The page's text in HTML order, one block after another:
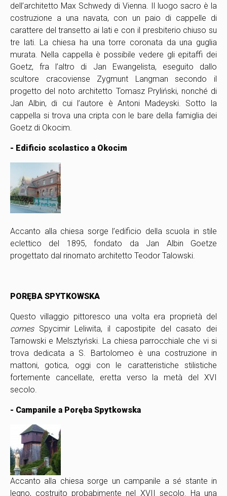
dell’architetto Max Schwedy di Vienna. Il luogo sacro è la
costruzione a una navata, con un paio di cappelle di
carattere del transetto ai lati e con il presbiterio chiuso su
tre lati. La chiesa ha una torre coronata da una guglia
murata. Nella cappella è possibile vedere gli epitaffi dei
Goetz, fra l’altro di Jan Ewangelista, eseguito dallo
scultore cracoviense Zygmunt Langman secondo il
progetto del noto architetto Tomasz Pryliński, nonché di
Jan Albin, di cui l’autore è Antoni Madeyski. Sotto la
cappella si trova una cripta con le bare della famiglia dei
Goetz di Okocim.
- Edificio scolastico a Okocim
Accanto alla chiesa sorge l’edificio della scuola in stile
eclettico del 1895, fondato da Jan Albin Goetze
progettato dal rinomato architetto Teodor Talowski.
PORĘBA SPYTKOWSKA
Questo villaggio pittoresco una volta era proprietà del
comesSpycimir Leliwita, il capostipite del casato dei
Tarnowski e Melsztyński. La chiesa parrocchiale che vi si
trova dedicata a S. Bartolomeo è una costruzione in
mattoni, gotica, oggi con le caratteristiche stilistiche
fortemente cancellate, eretta verso la metà del XVI
secolo.
- Campanile a Poręba Spytkowska
Accanto alla chiesa sorge un campanile a sé stante in
legno, costruito probabimente nel XVII secolo. Ha una